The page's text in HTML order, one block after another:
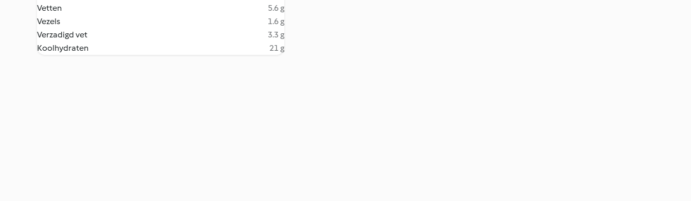
Vetten
5.6 g
Vezels
1.6 g
Verzadigd vet
3.3 g
Koolhydraten
21 g